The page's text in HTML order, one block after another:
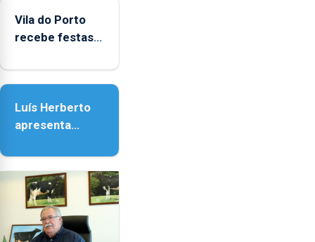
Vila do Porto
recebe festas
Nossa Senhora
Luís Herberto
apresenta
Paisagem’